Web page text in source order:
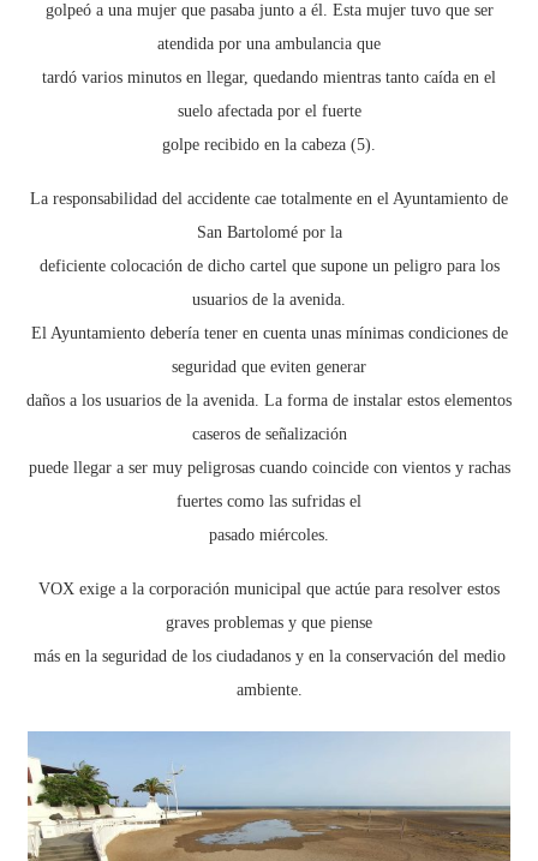
golpeó a una mujer que pasaba junto a él. Esta mujer tuvo que ser
atendida por una ambulancia que
tardó varios minutos en llegar, quedando mientras tanto caída en el
suelo afectada por el fuerte
golpe recibido en la cabeza (5).
La responsabilidad del accidente cae totalmente en el Ayuntamiento de
San Bartolomé por la
deficiente colocación de dicho cartel que supone un peligro para los
usuarios de la avenida.
El Ayuntamiento debería tener en cuenta unas mínimas condiciones de
seguridad que eviten generar
daños a los usuarios de la avenida. La forma de instalar estos elementos
caseros de señalización
puede llegar a ser muy peligrosas cuando coincide con vientos y rachas
fuertes como las sufridas el
pasado miércoles.
VOX exige a la corporación municipal que actúe para resolver estos
graves problemas y que piense
más en la seguridad de los ciudadanos y en la conservación del medio
ambiente.